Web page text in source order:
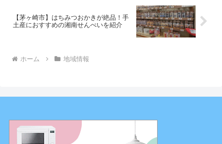
【茅ヶ崎市】はちみつおかきが絶品！手
土産におすすめの湘南せんべいを紹介
ホーム 地域情報